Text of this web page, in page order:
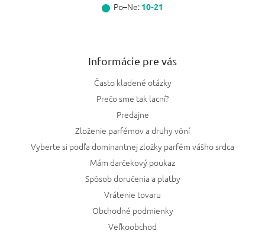
Po–Ne: 10-21
Informácie pre vás
Často kladené otázky
Prečo sme tak lacní?
Predajne
Zloženie parfémov a druhy vôní
Vyberte si podľa dominantnej zložky parfém vášho srdca
Mám darčekový poukaz
Spôsob doručenia a platby
Vrátenie tovaru
Obchodné podmienky
Veľkoobchod